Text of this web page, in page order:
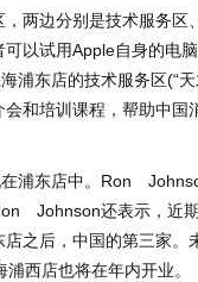
两边分别是技术服务区
以试用Apple自身的电
东店的技术服务区(“天
和培训课程，帮助中国
浦东店中。Ron
Johnson还表示，近
之后，中国的第三家。
西店也将在年内开业。